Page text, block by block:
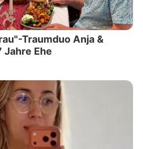
Traumduo Anja &
Jahre Ehe